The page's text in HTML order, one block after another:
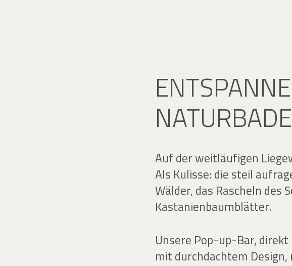
Auf der weitläufigen
Als Kulisse: die steil
Wälder, das Rascheln des
Kastanienbaumblätter.
Unsere Pop-up-Bar,
mit durchdachtem